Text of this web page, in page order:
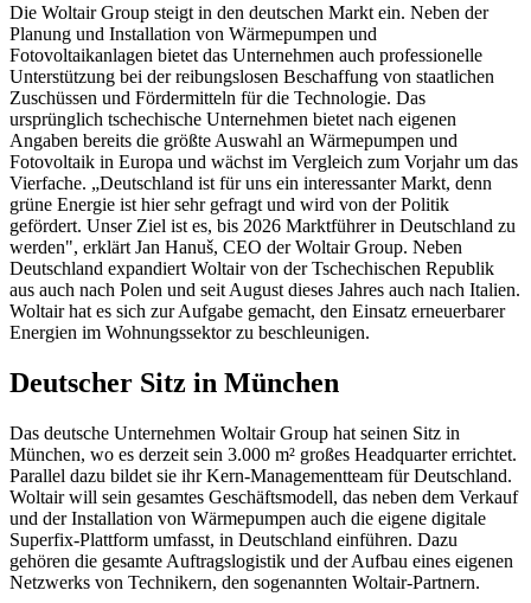
Die Woltair Group steigt in den deutschen Markt ein. Neben der
Planung und Installation von Wärmepumpen und
Fotovoltaikanlagen bietet das Unternehmen auch professionelle
Unterstützung bei der reibungslosen Beschaffung von staatlichen
Zuschüssen und Fördermitteln für die Technologie. Das
ursprünglich tschechische Unternehmen bietet nach eigenen
Angaben bereits die größte Auswahl an Wärmepumpen und
Fotovoltaik in Europa und wächst im Vergleich zum Vorjahr um das
Vierfache. „Deutschland ist für uns ein interessanter Markt, denn
grüne Energie ist hier sehr gefragt und wird von der Politik
gefördert. Unser Ziel ist es, bis 2026 Marktführer in Deutschland zu
werden", erklärt Jan Hanuš, CEO der Woltair Group. Neben
Deutschland expandiert Woltair von der Tschechischen Republik
aus auch nach Polen und seit August dieses Jahres auch nach Italien.
Woltair hat es sich zur Aufgabe gemacht, den Einsatz erneuerbarer
Energien im Wohnungssektor zu beschleunigen.
Deutscher Sitz in München
Das deutsche Unternehmen Woltair Group hat seinen Sitz in
München, wo es derzeit sein 3.000 m² großes Headquarter errichtet.
Parallel dazu bildet sie ihr Kern-Managementteam für Deutschland.
Woltair will sein gesamtes Geschäftsmodell, das neben dem Verkauf
und der Installation von Wärmepumpen auch die eigene digitale
Superfix-Plattform umfasst, in Deutschland einführen. Dazu
gehören die gesamte Auftragslogistik und der Aufbau eines eigenen
Netzwerks von Technikern, den sogenannten Woltair-Partnern.